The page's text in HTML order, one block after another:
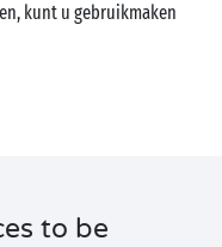
kunt u gebruikmaken
to be